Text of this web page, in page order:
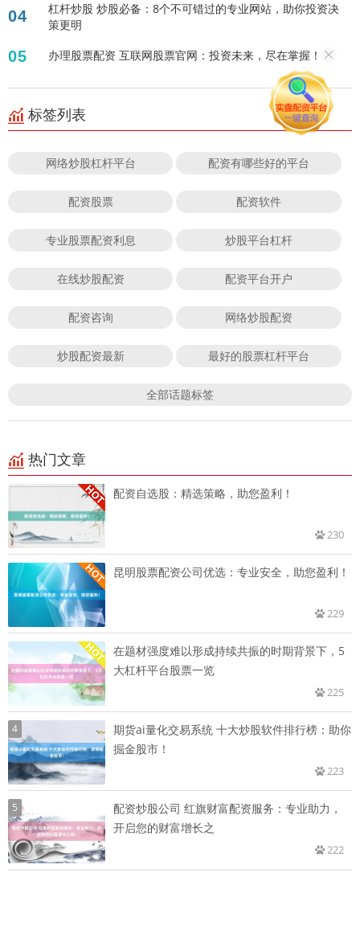
04
杠杆炒股 炒股必备：8个不可错过的专业网站，助你投资决
策更明
05 办理股票配资 互联网股票官网：投资未来，尽在掌握！
标签列表
网络炒股杠杆平台 配资有哪些好的平台
配资股票 配资软件
专业股票配资利息 炒股平台杠杆
在线炒股配资 配资平台开户
配资咨询 网络炒股配资
炒股配资最新 最好的股票杠杆平台
全部话题标签
热门文章
配资自选股：精选策略，助您盈利！
230
昆明股票配资公司优选：专业安全，助您盈利！
229
在题材强度难以形成持续共振的时期背景下，5
大杠杆平台股票一览
225
4
期货ai量化交易系统 十大炒股软件排行榜：助你
掘金股市！
223
5
配资炒股公司 红旗财富配资服务：专业助力，
开启您的财富增长之
222